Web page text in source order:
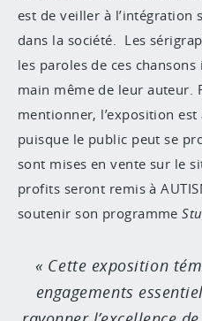
est de veiller à l’intégration
dans la société. Les
les paroles de ces
main même de leur auteur.
mentionner, l’exposition
puisque le public peut se
sont mises en vente sur le
profits seront remis à
soutenir son programme
Cette exposition
engagements